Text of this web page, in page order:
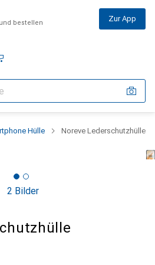
bestellen Zur App
Hülle Noreve Lederschutzhülle
2 Bilder